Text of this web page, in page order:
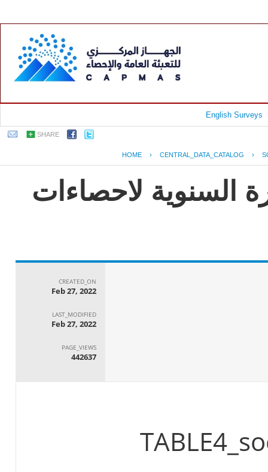
English Surveys
SHARE
HOME › CENTRAL_DATA_CATALOG ›
السنوية لاحصاءات
CREATED_ON
Feb 27, 2022
LAST_MODIFIED
Feb 27, 2022
PAGE_VIEWS
442637